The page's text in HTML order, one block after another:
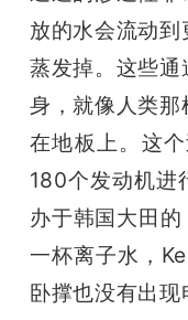
放的水会流动
蒸发掉。这些
身，就像人类
在地板上。这
180个发动机进
办于韩国大田
一杯离子水，
卧撑也没有出